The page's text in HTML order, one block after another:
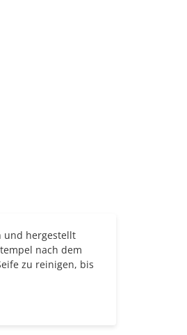
und hergestellt
nach dem
zu reinigen, bis